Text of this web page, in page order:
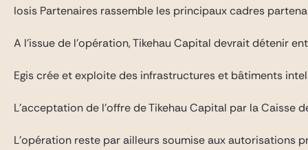
Iosis Partenaires rassemble les principaux cadres
A l’issue de l’opération, Tikehau Capital devrait détenir
Egis crée et exploite des infrastructures et bâtiments
L’acceptation de l’offre de Tikehau Capital par la
L’opération reste par ailleurs soumise aux